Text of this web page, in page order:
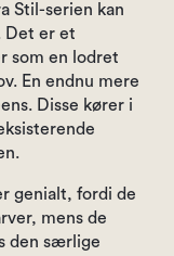
Stil-serien kan
Det er et
som en lodret
En endnu mere
Disse kører i
genialt, fordi de
mens de
den særlige